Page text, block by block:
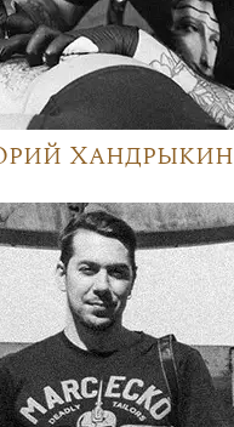
Хандрыкин